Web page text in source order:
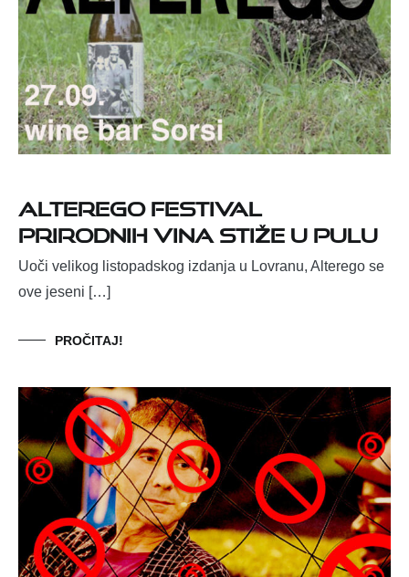
Alterego festival
prirodnih vina stiže u Pulu
Uoči velikog listopadskog izdanja u Lovranu, Alterego se
ove jeseni […]
PROČITAJ!